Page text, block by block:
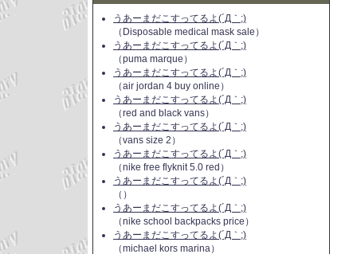
うあーまだこすってるよ(´Д｀;)
（Disposable medical mask sale）
うあーまだこすってるよ(´Д｀;)
（puma marque）
うあーまだこすってるよ(´Д｀;)
（air jordan 4 buy online）
うあーまだこすってるよ(´Д｀;)
（red and black vans）
うあーまだこすってるよ(´Д｀;)
（vans size 2）
うあーまだこすってるよ(´Д｀;)
（nike free flyknit 5.0 red）
うあーまだこすってるよ(´Д｀;)
（）
うあーまだこすってるよ(´Д｀;)
（nike school backpacks price）
うあーまだこすってるよ(´Д｀;)
（michael kors marina）